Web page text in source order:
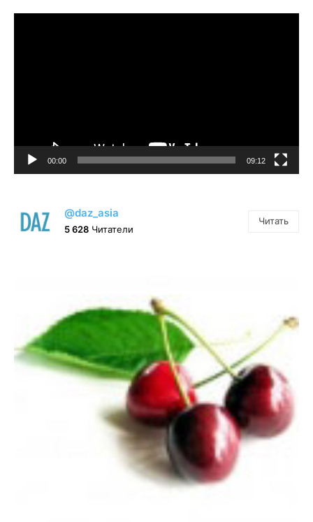
00:00 09:12
@daz_asia
5 628 Читатели
Читать